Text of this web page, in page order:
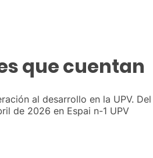
que cuentan
al desarrollo en la UPV.
de 2026 en Espai n-1 UPV